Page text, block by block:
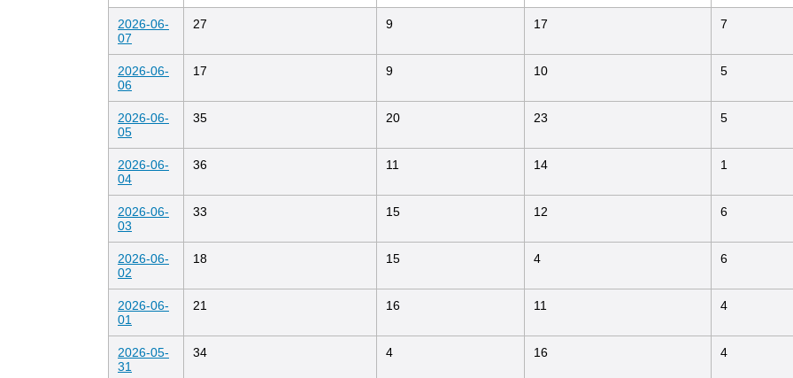
2026-06-
07
27 9 17 7
2026-06-
06
17 9 10 5
2026-06-
05
35 20 23 5
2026-06-
04
36 11 14 1
2026-06-
03
33 15 12 6
2026-06-
02
18 15 4 6
2026-06-
01
21 16 11 4
2026-05-
31
34 4 16 4